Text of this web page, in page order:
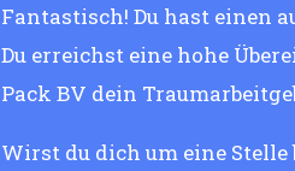
Fantastisch! Du hast einen
Du erreichst eine hohe
Pack BV dein
Wirst du dich um eine Stelle